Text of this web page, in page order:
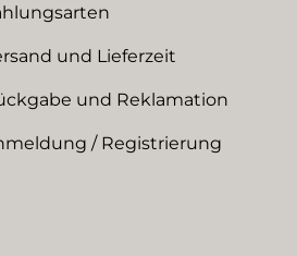
und Lieferzeit
und Reklamation
/ Registrierung